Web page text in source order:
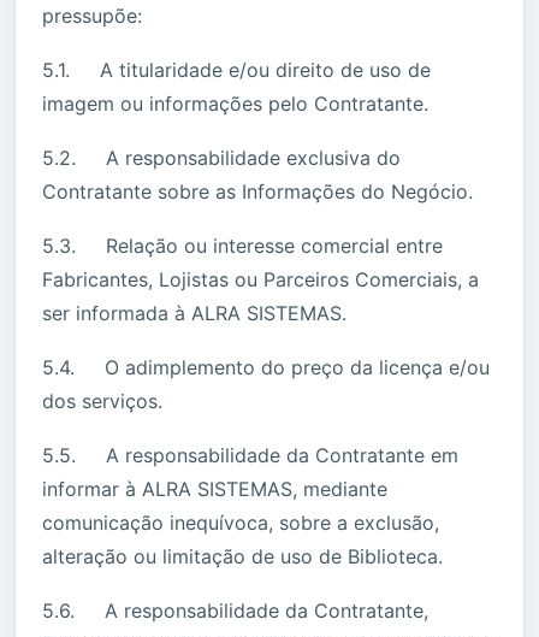
pressupõe:
5.1. A titularidade e/ou direito de uso de
imagem ou informações pelo Contratante.
5.2. A responsabilidade exclusiva do
Contratante sobre as Informações do Negócio.
5.3. Relação ou interesse comercial entre
Fabricantes, Lojistas ou Parceiros Comerciais, a
ser informada à ALRA SISTEMAS.
5.4. O adimplemento do preço da licença e/ou
dos serviços.
5.5. A responsabilidade da Contratante em
informar à ALRA SISTEMAS, mediante
comunicação inequívoca, sobre a exclusão,
alteração ou limitação de uso de Biblioteca.
5.6. A responsabilidade da Contratante,